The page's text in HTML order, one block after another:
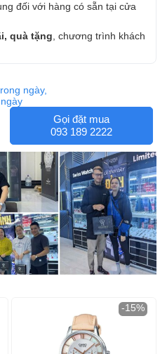
đối với hàng có sẵn tại cửa
quà tặng , chương trình khách
ngày,
Gọi đặt mua
093 189 2222
-15%